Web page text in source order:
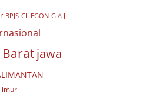
BPJS CILEGON G A J I
Baratjawa